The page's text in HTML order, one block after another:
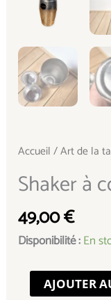
Accueil /Art de la
Shaker à
49,00€
Disponibilité :En
AJOUTER